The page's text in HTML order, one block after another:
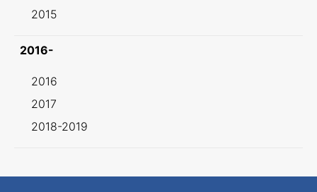
2015
2016-
2016
2017
2018-2019